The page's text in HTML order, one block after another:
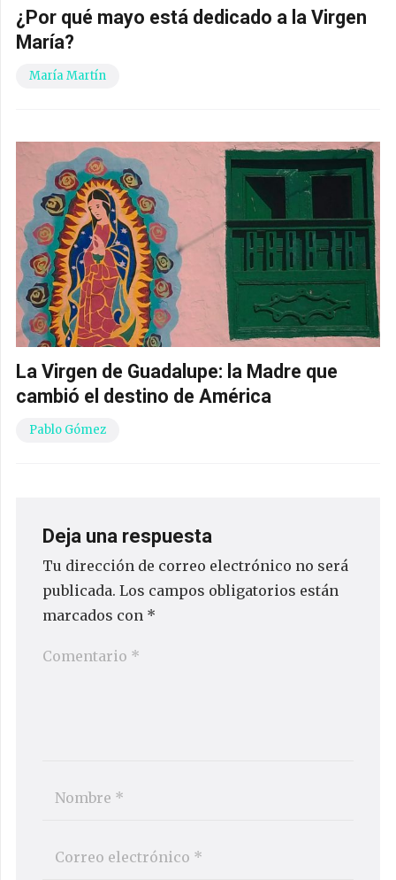
¿Por qué mayo está dedicado a la Virgen
María?
María Martín
La Virgen de Guadalupe: la Madre que
cambió el destino de América
Pablo Gómez
Deja una respuesta
Tu dirección de correo electrónico no será
publicada. Los campos obligatorios están
marcados con *